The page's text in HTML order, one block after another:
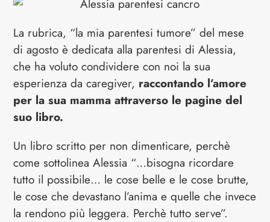
La rubrica, “la mia parentesi tumore” del mese
di agosto è dedicata alla parentesi di Alessia,
che ha voluto condividere con noi la sua
esperienza da caregiver, raccontando l’amore
per la sua mamma attraverso le pagine del
suo libro.
Un libro scritto per non dimenticare, perchè
come sottolinea Alessia “…bisogna ricordare
tutto il possibile… le cose belle e le cose brutte,
le cose che devastano l’anima e quelle che invece
la rendono più leggera. Perchè tutto serve”.